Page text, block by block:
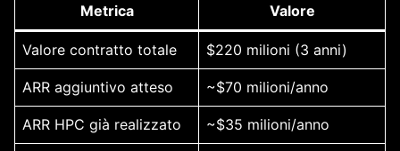
Metrica Valore
Valore contratto totale $220 milioni (3 anni)
ARR aggiuntivo atteso ~$70 milioni/anno
ARR HPC già realizzato ~$35 milioni/anno